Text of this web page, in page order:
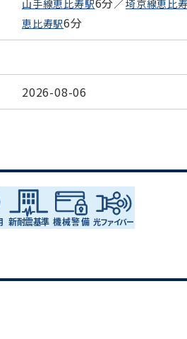
山手線恵比寿駅 埼京線恵比
恵比寿駅6分
2026-08-06